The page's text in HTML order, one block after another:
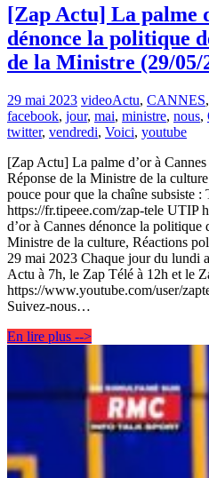
[Zap Actu] La palme
dénonce la politique
de la Ministre (29/05/
29 mai 2023 videoActu, CANNES,
facebook, jour, mai, ministre, nous,
twitter, vendredi, Voici, youtube
[Zap Actu] La palme d’or à
Réponse de la Ministre de la
pouce pour que la chaîne subsiste :
https://fr.tipeee.com/zap-tele UTIP
d’or à Cannes dénonce la politique
Ministre de la culture, Réactions
29 mai 2023 Chaque jour du lundi
Actu à 7h, le Zap Télé à 12h et le
https://www.youtube.com/user/
Suivez-nous…
En lire plus -->